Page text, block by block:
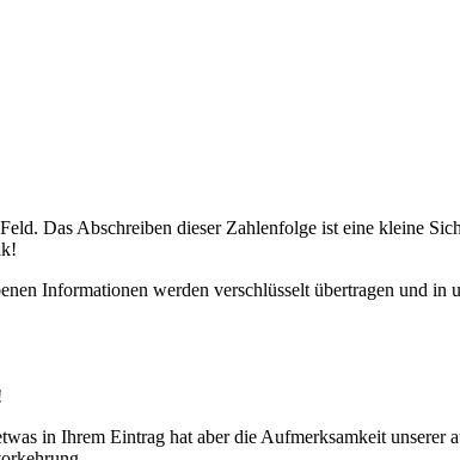
Das Abschreiben dieser Zahlenfolge ist eine kleine
Informationen werden verschlüsselt übertragen und in
in Ihrem Eintrag hat aber die Aufmerksamkeit